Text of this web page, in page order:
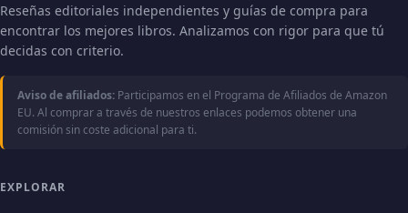
Reseñas editoriales independientes y guías de compra para
encontrar los mejores libros. Analizamos con rigor para que tú
decidas con criterio.
Aviso de afiliados: Participamos en el Programa de Afiliados de Amazon
EU. Al comprar a través de nuestros enlaces podemos obtener una
comisión sin coste adicional para ti.
EXPLORAR